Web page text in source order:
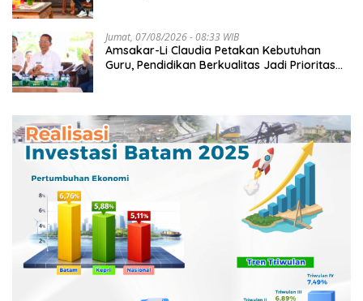
Jumat, 07/08/2026 - 08:33 WIB
Amsakar-Li Claudia Petakan Kebutuhan
Guru, Pendidikan Berkualitas Jadi Prioritas